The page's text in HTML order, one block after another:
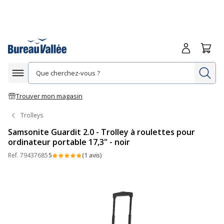
Afficher la navigation
Trouver mon magasin
Me
Trolleys
Samsonite Guardit 2.0 - Trolley à roulettes pour
ordinateur portable 17,3" - noir
Ref. 794376855 (1 avis)